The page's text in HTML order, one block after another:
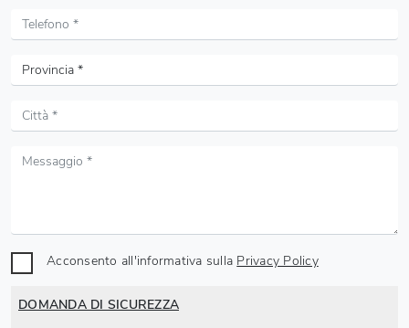
Acconsento all'informativa sulla Privacy Policy
DOMANDA DI SICUREZZA